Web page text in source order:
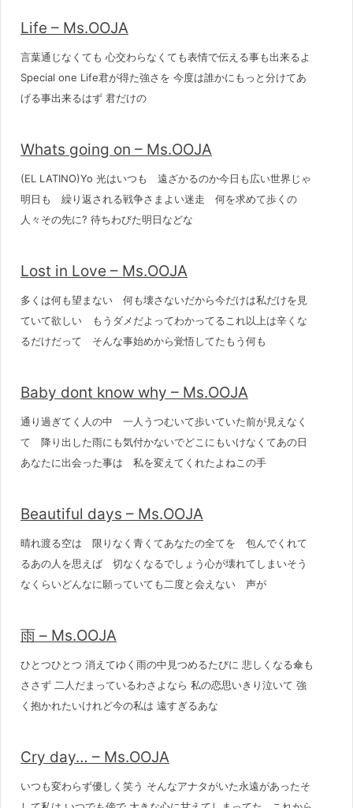
Life – Ms.OOJA
言葉通じなくても 心交わらなくても表情で伝える事も出来るよ
Special one Life君が得た強さを 今度は誰かにもっと分けてあ
げる事出来るはず 君だけの
Whats going on – Ms.OOJA
(EL LATINO)Yo 光はいつも 遠ざかるのか今日も広い世界じゃ
明日も 繰り返される戦争さまよい迷走 何を求めて歩くの
人々その先に? 待ちわびた明日などな
Lost in Love – Ms.OOJA
多くは何も望まない 何も壊さないだから今だけは私だけを見
ていて欲しい もうダメだよってわかってるこれ以上は辛くな
るだけだって そんな事始めから覚悟してたもう何も
Baby dont know why – Ms.OOJA
通り過ぎてく人の中 一人うつむいて歩いていた前が見えなく
て 降り出した雨にも気付かないでどこにもいけなくてあの日
あなたに出会った事は 私を変えてくれたよねこの手
Beautiful days – Ms.OOJA
晴れ渡る空は 限りなく青くてあなたの全てを 包んでくれて
るあの人を思えば 切なくなるでしょう心が壊れてしまいそう
なくらいどんなに願っていても二度と会えない 声が
雨 – Ms.OOJA
ひとつひとつ 消えてゆく雨の中見つめるたびに 悲しくなる傘も
ささず 二人だまっているわさよなら 私の恋思いきり泣いて 強
く抱かれたいけれど今の私は 遠すぎるあな
Cry day… – Ms.OOJA
いつも変わらず優しく笑う そんなアナタがいた永遠があったそ